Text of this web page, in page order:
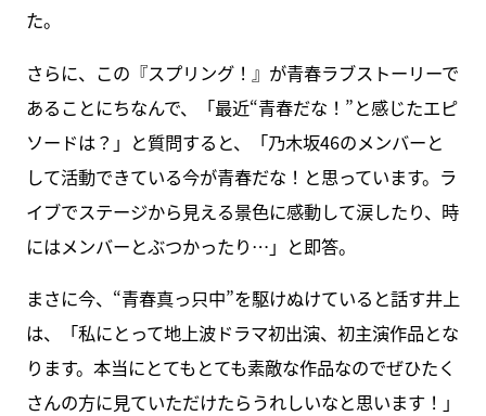
た。
さらに、この『スプリング！』が青春ラブストーリーで
あることにちなんで、「最近“青春だな！”と感じたエピ
ソードは？」と質問すると、「乃木坂46のメンバーと
して活動できている今が青春だな！と思っています。ラ
イブでステージから見える景色に感動して涙したり、時
にはメンバーとぶつかったり…」と即答。
まさに今、“青春真っ只中”を駆けぬけていると話す井上
は、「私にとって地上波ドラマ初出演、初主演作品とな
ります。本当にとてもとても素敵な作品なのでぜひたく
さんの方に見ていただけたらうれしいなと思います！」